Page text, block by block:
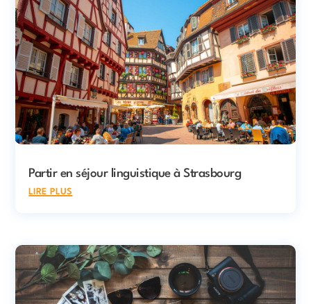
Partir en séjour linguistique à Strasbourg
lire plus